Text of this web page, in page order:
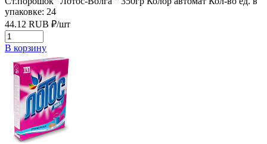
упаковке: 24
44.12 RUB ₽/шт
В корзину